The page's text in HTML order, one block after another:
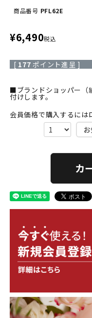
商品番号 PFL62E
¥6,490税込
[ 177 ポイント進呈 ]
■ブランドショッパー（
付けします。
会員価格で購入するには
カ